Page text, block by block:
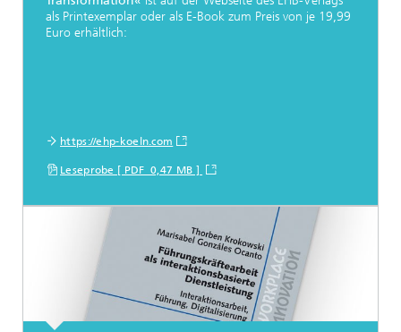
als Printexemplar oder als E-Book zum Preis von je 19,99
Euro erhältlich:
https://ehp-koeln.com
Leseprobe [ PDF 0,47 MB ]